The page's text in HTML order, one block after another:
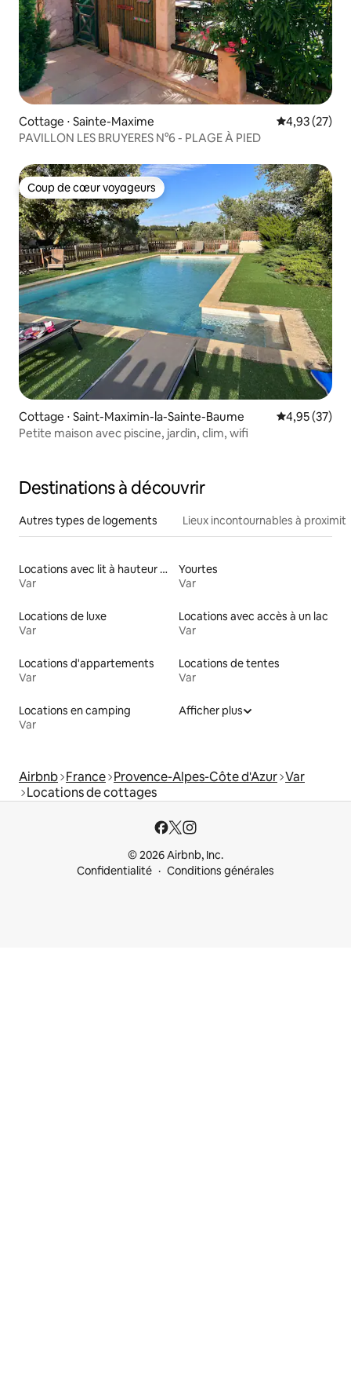
Cottage ⋅ Sainte-Maxime Évaluation
4,93 (27)
PAVILLON LES BRUYERES N°6 - PLAGE À PIED
Coup de cœur voyageurs
Coup de cœur voyageurs
Cottage ⋅ Saint-Maximin-la-Sainte-Baume Évaluation
4,95 (37)
Petite maison avec piscine, jardin, clim, wifi
Destinations à découvrir
Autres types de logements Lieux incontournables à
Locations avec lit à hauteur adaptée
Var
Yourtes
Var
Locations de luxe
Var
Locations avec accès à un lac
Var
Locations d'appartements
Var
Locations de tentes
Var
Locations en camping
Var
Afficher plus
Airbnb France Provence-Alpes-Côte d'Azur Var
Locations de cottages
© 2026 Airbnb, Inc.
Confidentialité
Conditions générales